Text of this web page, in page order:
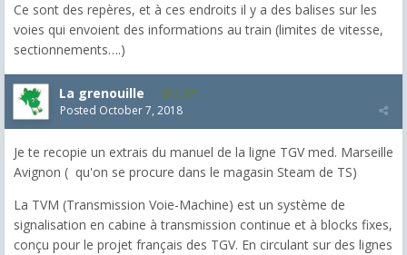
Ce sont des repères, et à ces endroits il y a des balises sur les
voies qui envoient des informations au train (limites de vitesse,
sectionnements….)
La grenouille 3,271
Posted October 7, 2018
Je te recopie un extrais du manuel de la ligne TGV med. Marseille
Avignon ( qu'on se procure dans le magasin Steam de TS)
La TVM (Transmission Voie-Machine) est un système de
signalisation en cabine à transmission continue et à blocks fixes,
conçu pour le projet français des TGV. En circulant sur des lignes